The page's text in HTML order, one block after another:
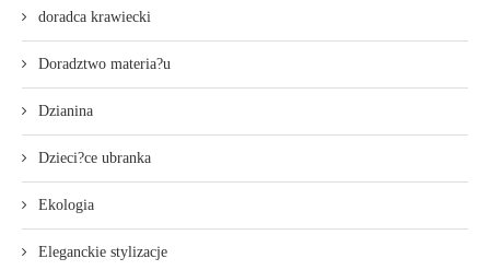
doradca krawiecki
Doradztwo materia?u
Dzianina
Dzieci?ce ubranka
Ekologia
Eleganckie stylizacje